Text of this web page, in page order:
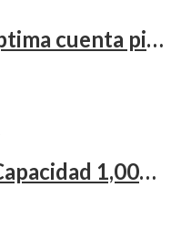
Balanza de precisión Optima cuenta piezas 30kg
Celda de Carga Tipo S Capacidad 1,000kg PUSHTON